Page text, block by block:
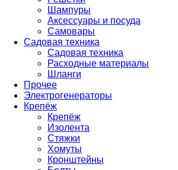
Шампуры
Аксессуары и посуда
Самовары
Садовая техника
Садовая техника
Расходные материалы
Шланги
Прочее
Электрогенераторы
Крепёж
Крепёж
Изолента
Стяжки
Хомуты
Кронштейны